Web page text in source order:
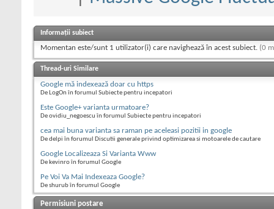
Informații subiect
Momentan este/sunt 1 utilizator(i) care navighează în acest subiect. (0
Thread-uri Similare
Google mă indexează doar cu https
De LogOn în forumul Subiecte pentru incepatori
Este Google+ varianta urmatoare?
De ovidiu_negoescu în forumul Subiecte pentru incepatori
cea mai buna varianta sa raman pe aceleasi pozitii in google
De delpi în forumul Discutii generale privind optimizarea si motoarele de cautare
Google Localizeaza Si Varianta Www
De kevinro în forumul Google
Pe Voi Va Mai Indexeaza Google?
De shurub în forumul Google
Permisiuni postare